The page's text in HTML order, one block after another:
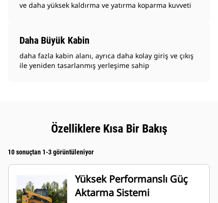
ve daha yüksek kaldırma ve yatırma koparma kuvveti
Daha Büyük Kabin
daha fazla kabin alanı, ayrıca daha kolay giriş ve çıkış
ile yeniden tasarlanmış yerleşime sahip
Özelliklere Kısa Bir Bakış
10 sonuçtan 1-3 görüntüleniyor
Yüksek Performanslı Güç
Aktarma Sistemi